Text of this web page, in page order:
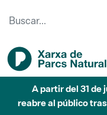
A partir del 31 de
reabre al público